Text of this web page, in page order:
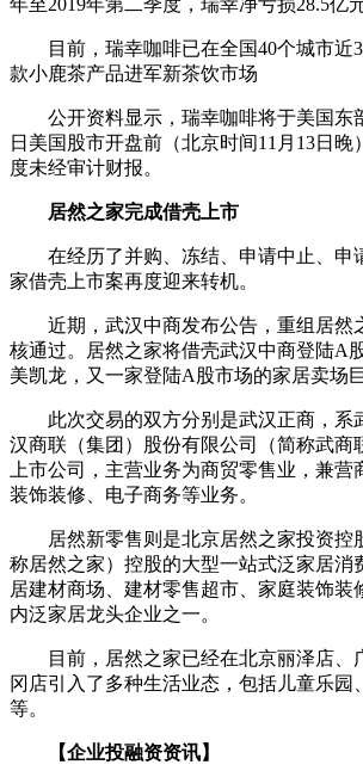
年至2019年第二季度，瑞幸净亏损28.5亿元
目前，瑞幸咖啡已在全国40个城市近
款小鹿茶产品进军新茶饮市场
公开资料显示，瑞幸咖啡将于美国东
日美国股市开盘前（北京时间11月13日晚
度未经审计财报。
居然之家完成借壳上市
在经历了并购、冻结、申请中止、申
家借壳上市案再度迎来转机。
近期，武汉中商发布公告，重组居然
核通过。居然之家将借壳武汉中商登陆A
美凯龙，又一家登陆A股市场的家居卖场巨
此次交易的双方分别是武汉正商，系
汉商联（集团）股份有限公司（简称武商
上市公司，主营业务为商贸零售业，兼营
装饰装修、电子商务等业务。
居然新零售则是北京居然之家投资控
称居然之家）控股的大型一站式泛家居消
居建材商场、建材零售超市、家庭装饰装
内泛家居龙头企业之一。
目前，居然之家已经在北京丽泽店、
冈店引入了多种生活业态，包括儿童乐园
等。
【企业投融资资讯】